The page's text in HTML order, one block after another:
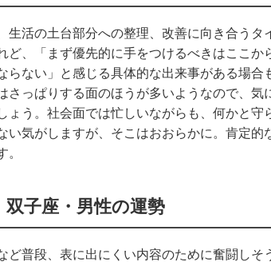
生活の土台部分への整理、改善に向き合うタ
ど、「まず優先的に手をつけるべきはここか
らない」と感じる具体的な出来事がある場合
さっぱりする面のほうが多いようなので、気
ょう。社会面では忙しいながらも、何かと守
い気がしますが、そこはおおらかに。肯定的
。
双子座・男性の運勢
ど普段、表に出にくい内容のために奮闘しそ